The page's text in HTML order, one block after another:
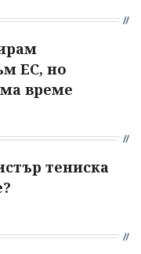
ЕС, но
време
тениска